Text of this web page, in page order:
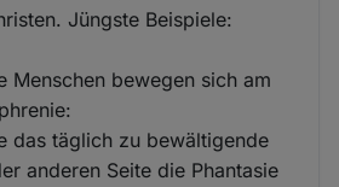
Jüngste Beispiele:
Menschen bewegen sich am
das täglich zu bewältigende
anderen Seite die Phantasie